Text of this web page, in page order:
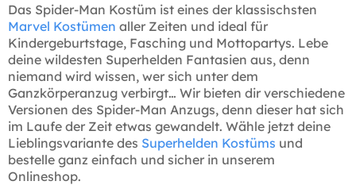
Das Spider-Man Kostüm ist eines der klassischsten
Marvel Kostümen aller Zeiten und ideal für
Kindergeburtstage, Fasching und Mottopartys. Lebe
deine wildesten Superhelden Fantasien aus, denn
niemand wird wissen, wer sich unter dem
Ganzkörperanzug verbirgt… Wir bieten dir verschiedene
Versionen des Spider-Man Anzugs, denn dieser hat sich
im Laufe der Zeit etwas gewandelt. Wähle jetzt deine
Lieblingsvariante des Superhelden Kostüms und
bestelle ganz einfach und sicher in unserem
Onlineshop.